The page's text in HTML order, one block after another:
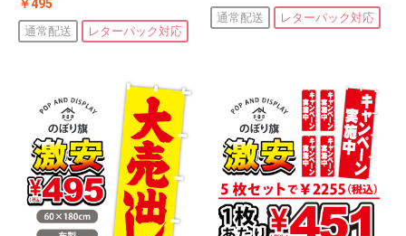
￥495
通常配送 レターパック対応
通常配送 レターパック対応